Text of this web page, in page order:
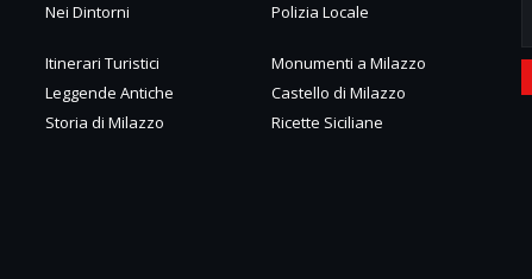
Nei Dintorni
Polizia Locale
Itinerari Turistici
Monumenti a Milazzo
Leggende Antiche
Castello di Milazzo
Storia di Milazzo
Ricette Siciliane